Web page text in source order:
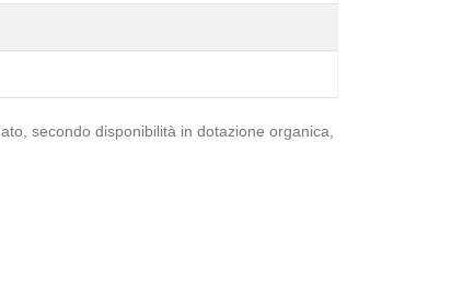
secondo disponibilità in dotazione organica,